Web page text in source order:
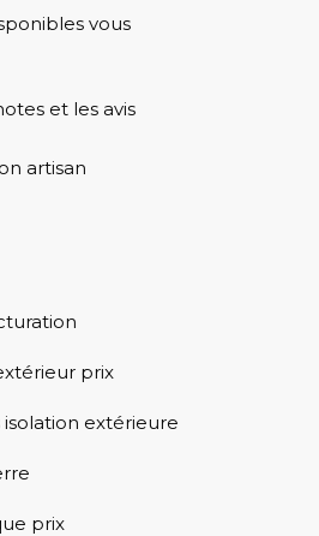
vous
et les avis
artisan
prix
extérieure
prix